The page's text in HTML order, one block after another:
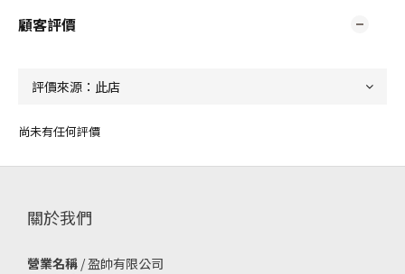
顧客評價
尚未有任何評價
關於我們
營業名稱 / 盈帥有限公司